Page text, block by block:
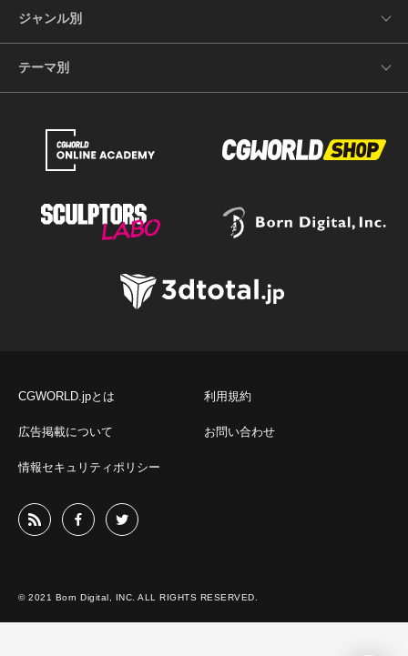
ジャンル別
テーマ別
CGWORLD.jpとは 利用規約
広告掲載について お問い合わせ
情報セキュリティポリシー
© 2021 Born Digital, INC. ALL RIGHTS RESERVED.